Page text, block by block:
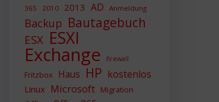
365 2010 2013 AD Anmeldung
Backup Bautagebuch
ESX ESXI
Exchange firewall
Fritzbox Haus HP kostenlos
Linux Microsoft Migration